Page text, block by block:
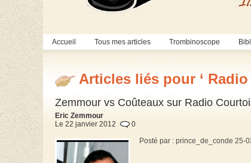
Accueil Tous mes articles Trombinoscope
Articles liés pour ‘ Radio
Zemmour vs Coûteaux sur Radio
Eric Zemmour
Le 22 janvier 2012
0
Posté par : prince_de_conde 25-